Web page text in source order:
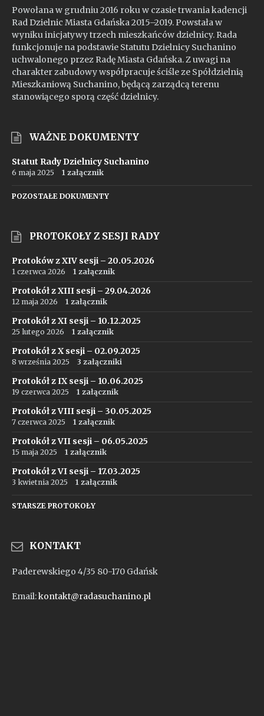
Powołana w grudniu 2016 roku w czasie trwania kadencji
Rad Dzielnic Miasta Gdańska 2015–2019. Powstała w
wyniku inicjatywy trzech mieszkańców dzielnicy. Rada
funkcjonuje na podstawie Statutu Dzielnicy Suchanino
uchwalonego przez Radę Miasta Gdańska. Z uwagi na
charakter zabudowy współpracuje ściśle ze Spółdzielnią
Mieszkaniową Suchanino, będącą zarządcą terenu
stanowiącego sporą część dzielnicy.
WAŻNE DOKUMENTY
Statut Rady Dzielnicy Suchanino
6 maja 2025 1 załącznik
POZOSTAŁE DOKUMENTY
PROTOKOŁY Z SESJI RADY
Protoków z XIV sesji – 20.05.2026
1 czerwca 2026 1 załącznik
Protokół z XIII sesji – 29.04.2026
12 maja 2026 1 załącznik
Protokół z XI sesji – 10.12.2025
25 lutego 2026 1 załącznik
Protokół z X sesji – 02.09.2025
8 września 2025 3 załączniki
Protokół z IX sesji – 10.06.2025
19 czerwca 2025 1 załącznik
Protokół z VIII sesji – 30.05.2025
7 czerwca 2025 1 załącznik
Protokół z VII sesji – 06.05.2025
15 maja 2025 1 załącznik
Protokół z VI sesji – 17.03.2025
3 kwietnia 2025 1 załącznik
STARSZE PROTOKOŁY
KONTAKT
Paderewskiego 4/35 80-170 Gdańsk
Email:kontakt@radasuchanino.pl